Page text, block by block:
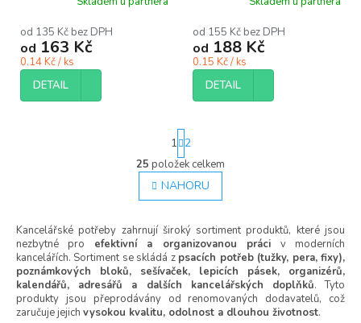
od 135 Kč bez DPH
od 163 Kč
0.14 Kč / ks
DETAIL
od 155 Kč bez DPH
od 188 Kč
0.15 Kč / ks
DETAIL
O
v
l
d
a
c
í
p
r
S
t
r
á
n
k
v
á
n
í
1 2
25 položek celkem
NAHORU
Kancelářské potřeby zahrnují široký sortiment produktů, které jsou
nezbytné pro efektivní a organizovanou práci v moderních
kancelářích. Sortiment se skládá z psacích potřeb (tužky, pera, fixy),
poznámkových bloků, sešívaček, lepicích pásek, organizérů,
kalendářů, adresářů a dalších kancelářských doplňků. Tyto
produkty jsou přeprodávány od renomovaných dodavatelů, což
zaručuje jejich vysokou kvalitu, odolnost a dlouhou životnost.